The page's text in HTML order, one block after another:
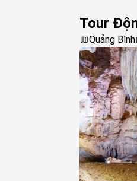
Tour
Quảng Bình